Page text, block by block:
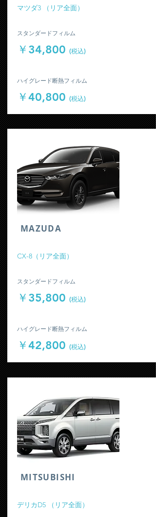
​マツダ3 （リア全面）
​スタンダードフィルム
￥34,800 (税込)
​ハイグレード断熱フィルム
￥40,800 (税込)
​MAZUDA
​CX-8（リア全面）
​スタンダードフィルム
￥35,800 (税込)
​ハイグレード断熱フィルム
￥42,800 (税込)
​MITSUBISHI
​デリカD5 （リア全面）